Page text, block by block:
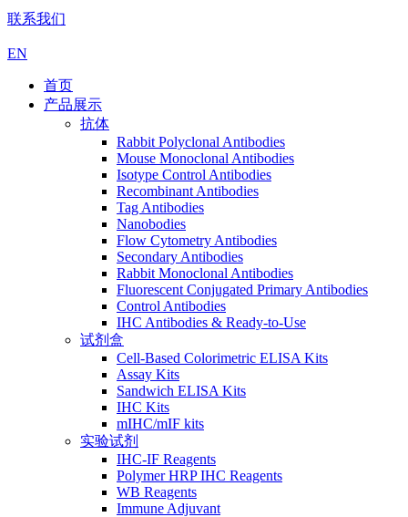
联系我们
EN
首页
产品展示
抗体
Rabbit Polyclonal Antibodies
Mouse Monoclonal Antibodies
Isotype Control Antibodies
Recombinant Antibodies
Tag Antibodies
Nanobodies
Flow Cytometry Antibodies
Secondary Antibodies
Rabbit Monoclonal Antibodies
Fluorescent Conjugated Primary Antibodies
Control Antibodies
IHC Antibodies & Ready-to-Use
试剂盒
Cell-Based Colorimetric ELISA Kits
Assay Kits
Sandwich ELISA Kits
IHC Kits
mIHC/mIF kits
实验试剂
IHC-IF Reagents
Polymer HRP IHC Reagents
WB Reagents
Immune Adjuvant